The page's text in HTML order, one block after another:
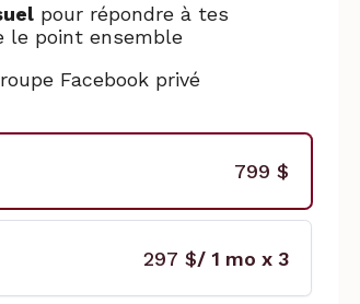
pour répondre à tes
le point ensemble
Facebook privé
799 $
297 $/ 1 mo x 3